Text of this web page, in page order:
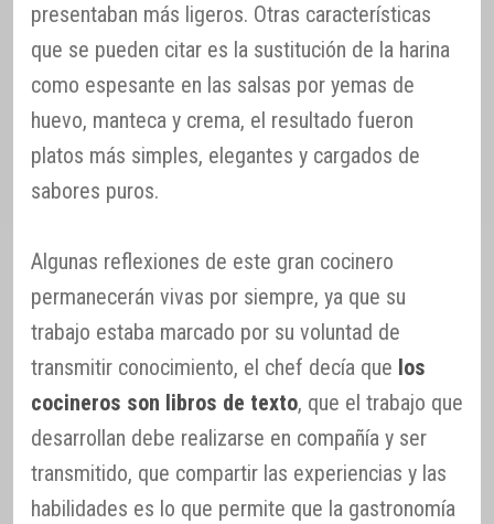
presentaban más ligeros. Otras características
que se pueden citar es la sustitución de la harina
como espesante en las salsas por yemas de
huevo, manteca y crema, el resultado fueron
platos más simples, elegantes y cargados de
sabores puros.
Algunas reflexiones de este gran cocinero
permanecerán vivas por siempre, ya que su
trabajo estaba marcado por su voluntad de
transmitir conocimiento, el chef decía que los
cocineros son libros de texto, que el trabajo que
desarrollan debe realizarse en compañía y ser
transmitido, que compartir las experiencias y las
habilidades es lo que permite que la gastronomía